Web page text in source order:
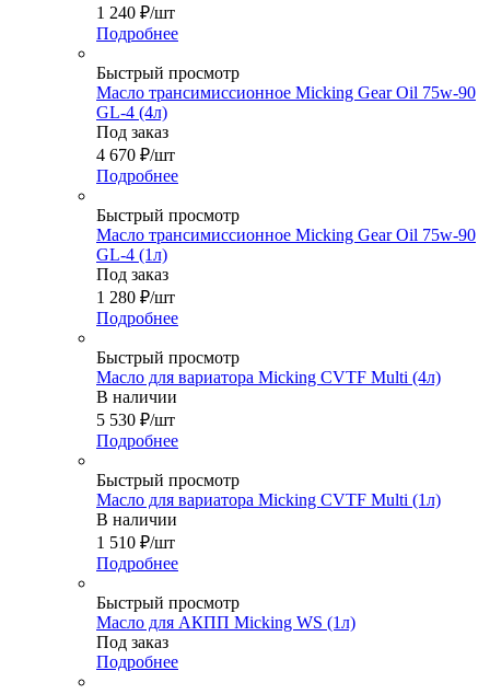
1 240 ₽/шт
Подробнее
Быстрый просмотр
Масло трансимиссионное Micking Gear Oil 75w-90
GL-4 (4л)
Под заказ
4 670 ₽/шт
Подробнее
Быстрый просмотр
Масло трансимиссионное Micking Gear Oil 75w-90
GL-4 (1л)
Под заказ
1 280 ₽/шт
Подробнее
Быстрый просмотр
Масло для вариатора Micking CVTF Multi (4л)
В наличии
5 530 ₽/шт
Подробнее
Быстрый просмотр
Масло для вариатора Micking CVTF Multi (1л)
В наличии
1 510 ₽/шт
Подробнее
Быстрый просмотр
Масло для АКПП Micking WS (1л)
Под заказ
Подробнее